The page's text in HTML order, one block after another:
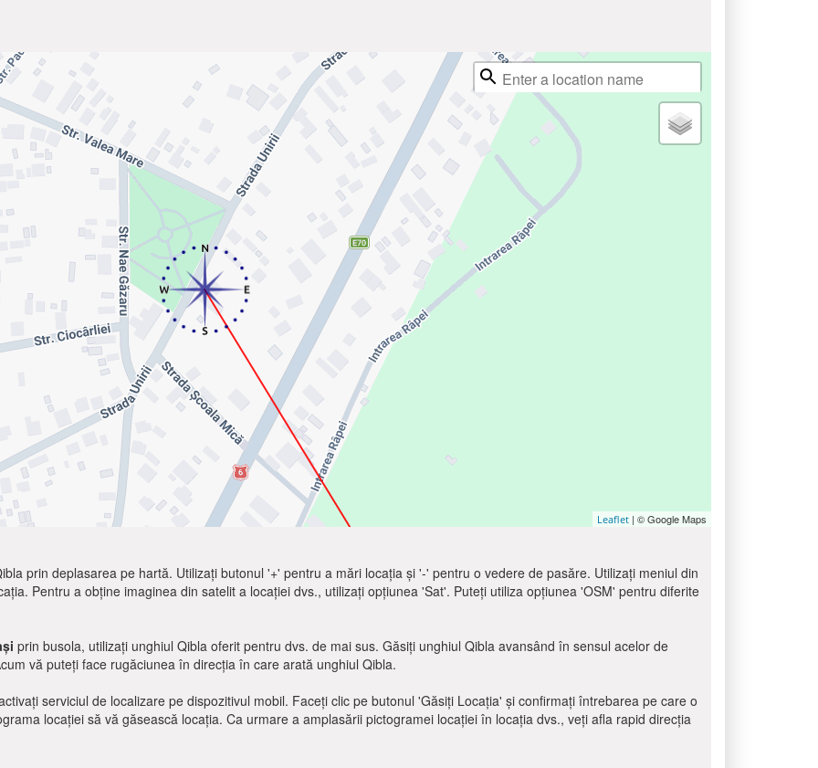
Leaflet | © Google Maps
prin deplasarea pe hartă. Utilizați butonul '+' pentru a mări locația și '-' pentru o vedere de pasăre. Utilizați meniul din
Pentru a obține imaginea din satelit a locației dvs., utilizați opțiunea 'Sat'. Puteți utiliza opțiunea 'OSM' pentru diferite
prin busola, utilizați unghiul Qibla oferit pentru dvs. de mai sus. Găsiți unghiul Qibla avansând în sensul acelor de
vă puteți face rugăciunea în direcția în care arată unghiul Qibla.
serviciul de localizare pe dispozitivul mobil. Faceți clic pe butonul 'Găsiți Locația' și confirmați întrebarea pe care o
locației să vă găsească locația. Ca urmare a amplasării pictogramei locației în locația dvs., veți afla rapid direcția